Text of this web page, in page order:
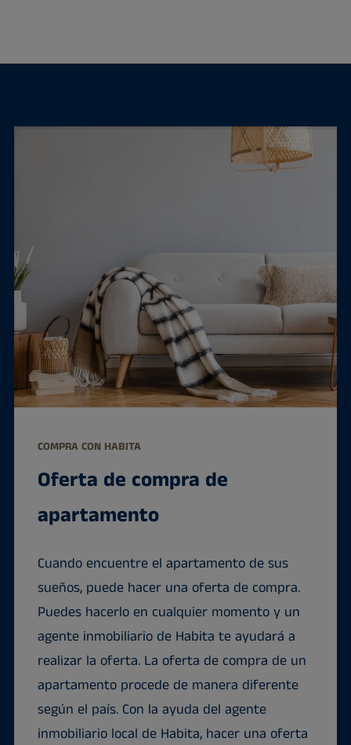
COMPRA CON HABITA
Oferta de compra de
apartamento
Cuando encuentre el apartamento de sus
sueños, puede hacer una oferta de compra.
Puedes hacerlo en cualquier momento y un
agente inmobiliario de Habita te ayudará a
realizar la oferta. La oferta de compra de un
apartamento procede de manera diferente
según el país. Con la ayuda del agente
inmobiliario local de Habita, hacer una oferta